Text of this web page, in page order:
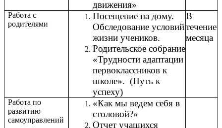
движения»
Работа с
родителями
Посещение на дому.
Обследование условий
жизни учеников.
Родительское собрание
«Трудности адаптации
первоклассников к
школе». (Путь к
успеху)
В
течение
месяца
Работа по
развитию
самоуправлений
«Как мы ведем себя в
столовой?»
Отчет учащихся